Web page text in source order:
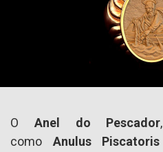
O Anel do Pescador
como Anulus Piscatoris